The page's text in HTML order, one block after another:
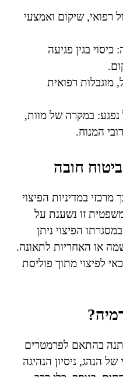
רפואי, שיקום ואמצעי
כיסוי בגין פגיעה
מוגבלות רפואית
במקרה של מוות,
המנוח.
חובה
במדיניות הפיצוי
זו נשענת על
הפיצוי ניתן
או האחריות לתאונה.
לפיצוי מתוך פוליסת
בהתאם לפרמטרים
של הנהג, ניסיון הנהיגה